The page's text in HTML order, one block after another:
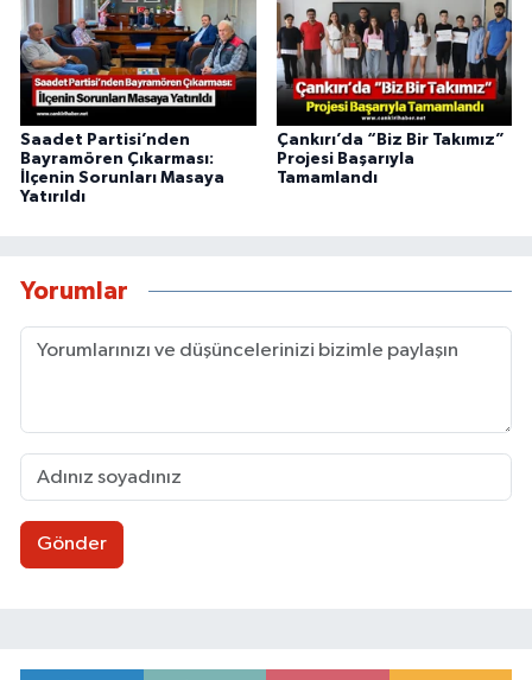
Saadet Partisi’nden
Bayramören Çıkarması:
İlçenin Sorunları Masaya
Yatırıldı
Çankırı’da “Biz Bir Takımız”
Projesi Başarıyla
Tamamlandı
Yorumlar
Gönder